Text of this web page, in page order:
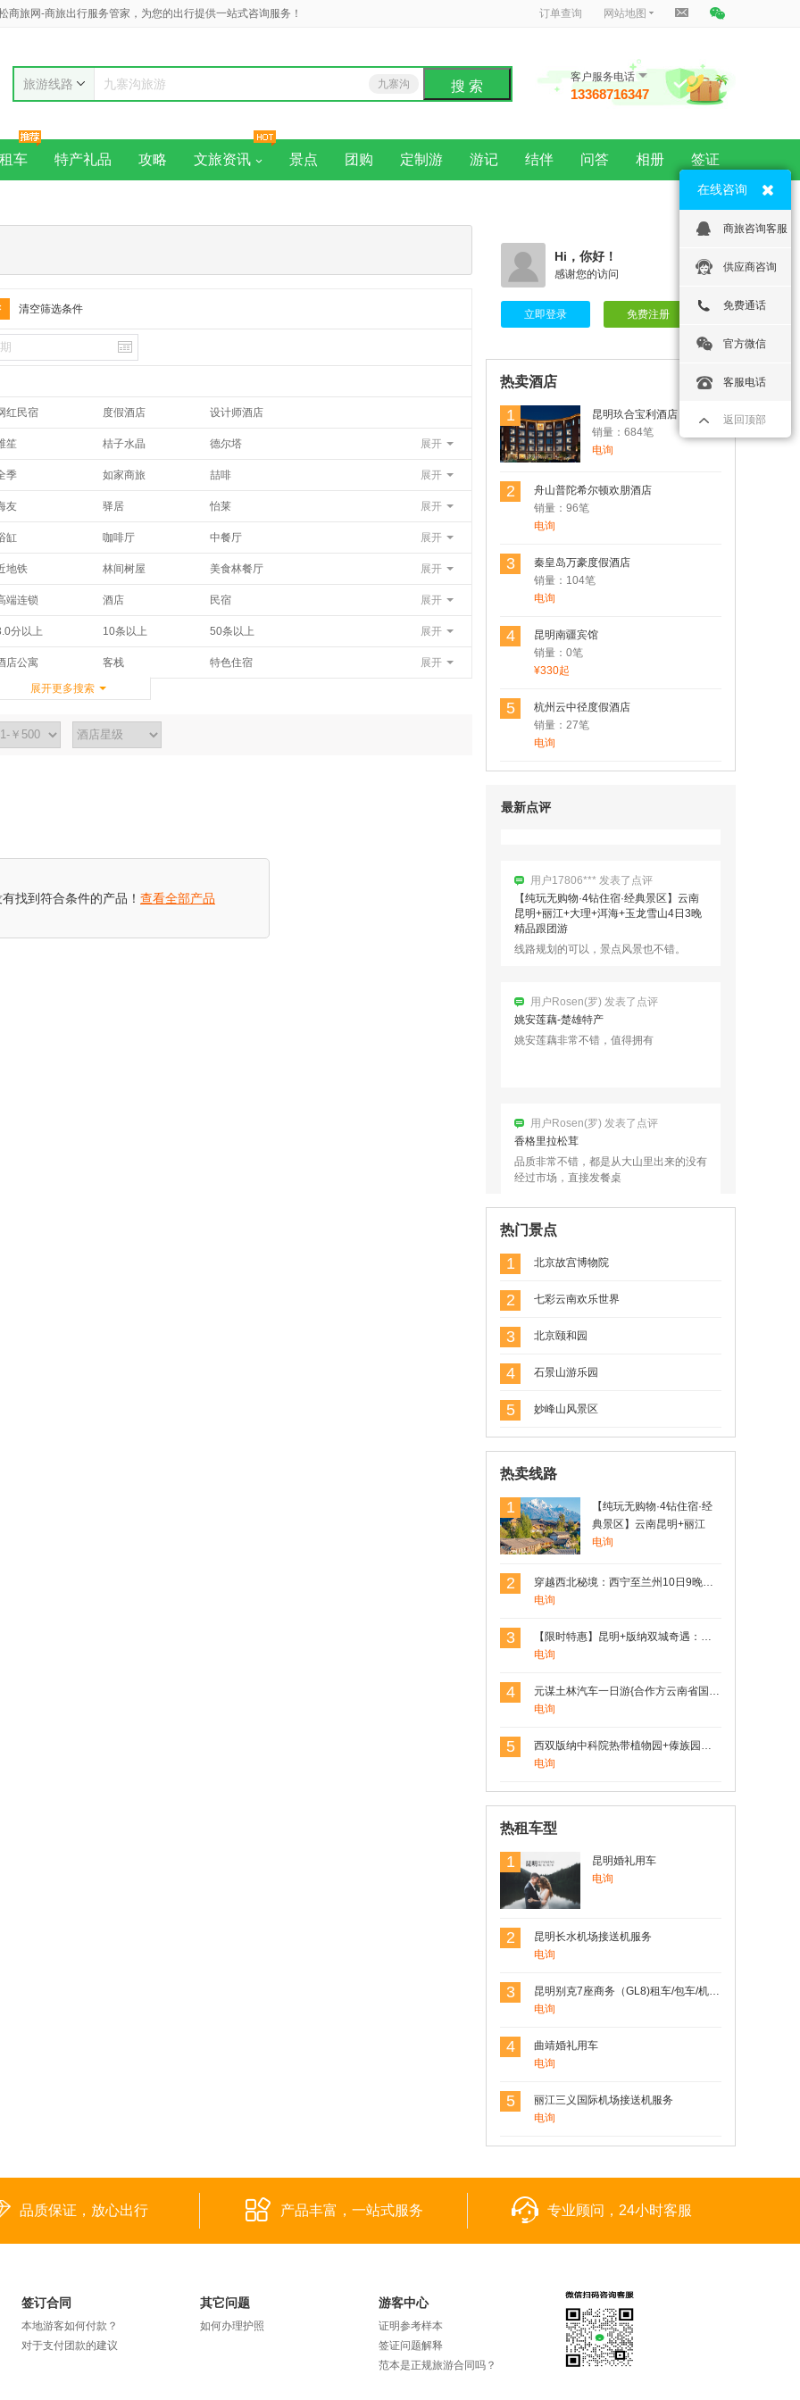
商旅网-商旅出行服务管家，为您的出行提供一站式咨询服务！ 订单查询 网站地图
旅游线路 搜 索
九寨沟
九寨沟旅游
黄龙
客户服务电话
13368716347
车 特产礼品 攻略 文旅资讯 景点 团购 定制游 游记 结伴 问答 相册 签证
清空筛选条件
红民宿 度假酒店 设计师酒店
笙 桔子水晶
德尔塔
豪
维景国际
金熙
缦
温德姆至尊豪廷
豪生
美达
JW万豪
锦江
达嘉华
万达嘉华
香格里拉
航商务
文华东方
君乐
禧
和颐
京伦饭店
拉雅秀
奥克伍德 日航
展开
季 如家商旅
喆啡
繁城品
汉庭优佳
锦江之星品尚
了心
麗枫
千宿
也纳
维也纳国际
蔚徕
必思
宜必思尚品 喆啡
展开
友 驿居
怡莱
林豪泰
华驿快捷
布丁
燕都连锁
华驿精选
7天
酒店
OYO酒店
百时快捷
子空间
金广快捷
锦江之星
酒店
诗柏·云
速8
展开
缸 咖啡厅
中餐厅
酒吧
餐厅
议设施
商务中心
行李寄存
衣服务
允许携带宠物
展开
地铁 林间树屋
美食林餐厅
意spa
老洋房 海滨风光
展开
端连锁 酒店
民宿
展开
分以上 10条以上
50条以上
展开
店公寓 客栈
特色住宿
展开
展开更多搜索
找到符合条件的产品！ 查看全部产品
Hi，你好！
感谢您的访问
立即登录 免费注册
热卖酒店
1
昆明玖合宝利酒店
销量：684笔
电询
2
舟山普陀希尔顿欢朋酒店
销量：96笔
电询
3
秦皇岛万豪度假酒店
销量：104笔
电询
4
昆明南疆宾馆
销量：0笔
¥330起
5
杭州云中径度假酒店
销量：27笔
电询
最新点评
用户Rosen 发表了点评
昆明南疆宾馆
昆明+丽江+大理+洱海+玉龙雪山4日3晚
精品跟团游
线路规划的可以，景点风景也不错。
姚安莲藕非常不错，值得拥有
品质非常不错，都是从大山里出来的没有
经过市场，直接发餐桌
昆明南疆宾馆
还可以，酒店再市中心，现在暂时没有开
业
用户Rosen(罗) 发表了点评
机场大巴一号线直达。非常方便。下次还
昆明南疆宾馆
性价比非常不错的一家酒店，在市中心，
临近翠湖。
用户17806*** 发表了点评
【纯玩无购物·4钻住宿·经典景区】云南
精品跟团游
线路规划的可以，景点风景也不错。
用户Rosen(罗) 发表了点评
姚安莲藕-楚雄特产
姚安莲藕非常不错，值得拥有
用户Rosen(罗) 发表了点评
香格里拉松茸
品质非常不错，都是从大山里出来的没有
经过市场，直接发餐桌
热门景点
1 北京故宫博物院
2 七彩云南欢乐世界
3 北京颐和园
4 石景山游乐园
5 妙峰山风景区
热卖线路
1
【纯玩无购物·4钻住宿·经
典景区】云南昆明+丽江
+大理+洱海+玉龙雪山4日3
电询
2
穿越西北秘境：西宁至兰州10日9晚深度游，青海湖、德令哈、敦煌、嘉峪关、张掖一网打尽
电询
3
【限时特惠】昆明+版纳双城奇遇：野象谷探险+原始森林徒步，4日3晚跟团游，尊享舒适住宿！
电询
4
元谋土林汽车一日游{合作方云南省国旅}
电询
5
西双版纳中科院热带植物园+傣族园一日游
电询
热租车型
1
昆明婚礼用车
电询
2
昆明长水机场接送机服务
电询
3
昆明别克7座商务（GL8)租车/包车/机场车站接送
电询
4
曲靖婚礼用车
电询
5
丽江三义国际机场接送机服务
电询
品质保证，放心出行 产品丰富，一站式服务 专业顾问，24小时客服
签订合同
本地游客如何付款？
对于支付团款的建议
其它问题
如何办理护照
游客中心
证明参考样本
签证问题解释
范本是正规旅游合同吗？
在线咨询
商旅咨询客服
供应商咨询
免费通话
官方微信
客服电话
返回顶部